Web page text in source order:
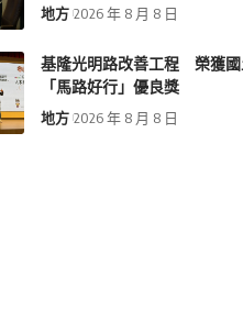
地方 2026 年 8 月 8 日
基隆光明路改善工程 榮獲國
「馬路好行」優良獎
地方 2026 年 8 月 8 日